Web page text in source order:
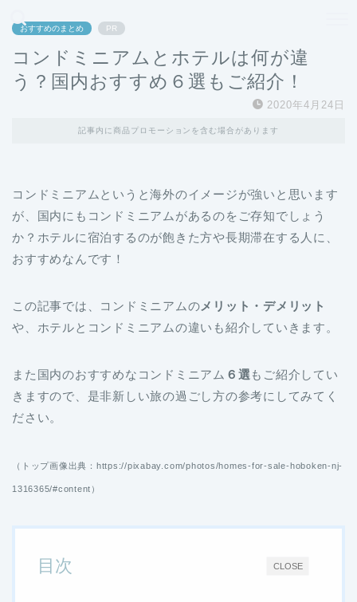
おすすめのまとめ PR
コンドミニアムとホテルは何が違
う？国内おすすめ６選もご紹介！
2020年4月24日
記事内に商品プロモーションを含む場合があります
コンドミニアムというと海外のイメージが強いと思います
が、国内にもコンドミニアムがあるのをご存知でしょう
か？ホテルに宿泊するのが飽きた方や長期滞在する人に、
おすすめなんです！
この記事では、コンドミニアムのメリット・デメリット
や、ホテルとコンドミニアムの違いも紹介していきます。
また国内のおすすめなコンドミニアム ６選 もご紹介してい
きますので、是非新しい旅の過ごし方の参考にしてみてく
ださい。
（トップ画像出典：https://pixabay.com/photos/homes-for-sale-hoboken-nj-
1316365/#content）
CLOSE
目次